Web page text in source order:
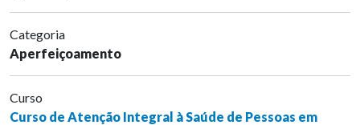
Categoria
Aperfeiçoamento
Curso
Curso de Atenção Integral à Saúde de Pessoas em